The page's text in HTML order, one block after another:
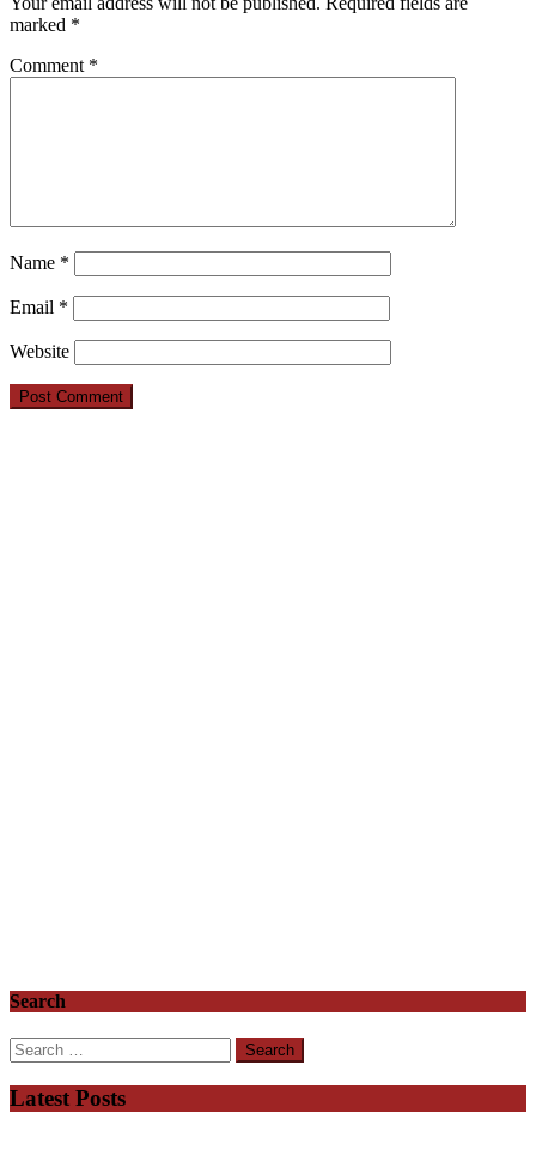
marked *
Comment *
Name *
Email *
Website
Search
Search
for:
Latest Posts